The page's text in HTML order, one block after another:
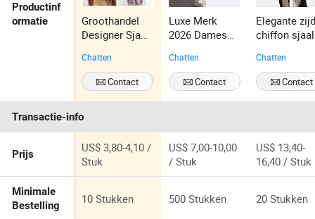
Productinf
ormatie
Groothandel
Designer Sjaal
Pashmina
Sjaal Sjaal
Dames
Dekentje
Lange Ruit
Tassel
Kasjmier Sjaal
voor Vrouwen
Chatten
Contact
Opnemen
Luxe Merk
2026 Dames
Katoen Linnen
Winter Hijab
Sjaal
Chatten
Contact
Opnemen
Elegante
chiffon sjaal
Chatten
Contact
Opnemen
Transactie-info
Prijs
US$ 3,80-4,10 /
Stuk
US$ 7,00-10,00
/ Stuk
US$ 13,40-
16,40 / Stuk
Minimale
Bestelling
10 Stukken 500 Stukken 20 Stukken